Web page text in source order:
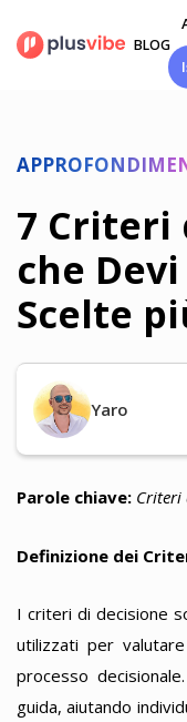
contenuto
BLOG
7 Criteri
che
Scelte
Yaro
Parole chiave: Criteri
Definizione dei
I criteri di decisione
utilizzati per
processo
guida, aiutando